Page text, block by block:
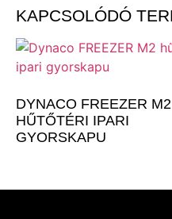
KAPCSOLÓDÓ
DYNACO FREEZER M2
HŰTŐTÉRI IPARI
GYORSKAPU